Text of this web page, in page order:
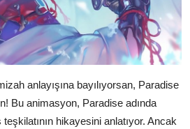
anlayışına bayılıyorsan, Paradise
Bu animasyon, Paradise adında
hikayesini anlatıyor. Ancak